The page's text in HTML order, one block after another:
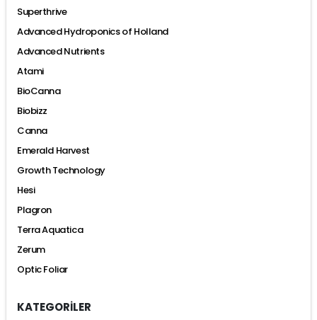
Superthrive
Advanced Hydroponics of Holland
Advanced Nutrients
Atami
BioCanna
Biobizz
Canna
Emerald Harvest
Growth Technology
Hesi
Plagron
Terra Aquatica
Zerum
Optic Foliar
KATEGORİLER